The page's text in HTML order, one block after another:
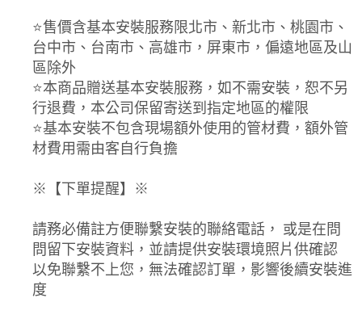
⭐️售價含基本安裝服務限北市、新北市、桃園市、
台中市、台南市、高雄市，屏東市，偏遠地區及山
區除外
⭐️本商品贈送基本安裝服務，如不需安裝，恕不另
行退費，本公司保留寄送到指定地區的權限
⭐️基本安裝不包含現場額外使用的管材費，額外管
材費用需由客自行負擔
※【下單提醒】※
請務必備註方便聯繫安裝的聯絡電話， 或是在問
問留下安裝資料，並請提供安裝環境照片供確認
以免聯繫不上您，無法確認訂單，影響後續安裝進
度